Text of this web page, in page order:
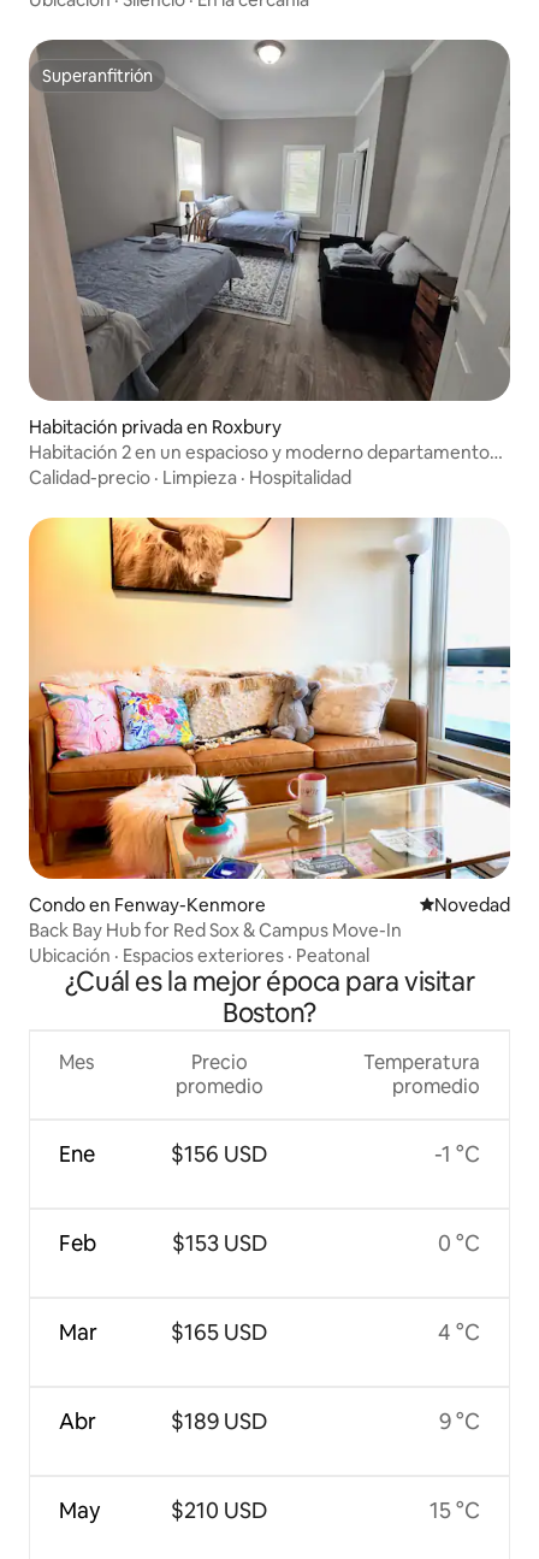
Superanfitrión
Superanfitrión
Habitación privada en Roxbury
Habitación 2 en un espacioso y moderno departamento
en Boston
Calidad-precio · Limpieza · Hospitalidad
Condo en Fenway-Kenmore Lugar para
Novedad
Back Bay Hub for Red Sox & Campus Move-In
Ubicación · Espacios exteriores · Peatonal
¿Cuál es la mejor época para visitar
Boston?
Mes
Ene
Feb
Mar
Abr
May
Precio
promedio
$156 USD
$153 USD
$165 USD
$189 USD
$210 USD
Temperatura
promedio
-1 °C
0 °C
4 °C
9 °C
15 °C